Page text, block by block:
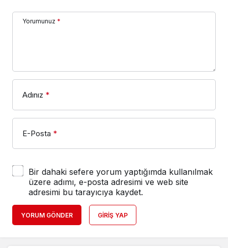
Yorumunuz *
Adınız *
E-Posta *
Bir dahaki sefere yorum yaptığımda kullanılmak
üzere adımı, e-posta adresimi ve web site
adresimi bu tarayıcıya kaydet.
YORUM GÖNDER GIRIŞ YAP